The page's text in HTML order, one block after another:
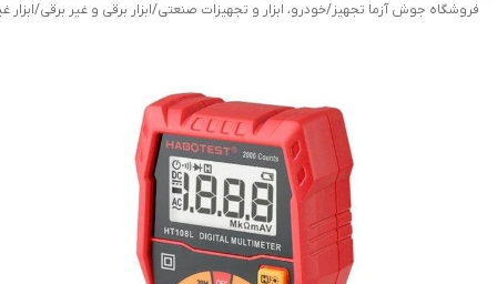
فروشگاه جوش آزما تجهیز/خودرو، ابزار و تجهیزات صنعتی/ابزار برقی و غیر برقی/ابزار